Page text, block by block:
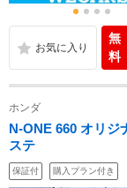
無
料
ホンダ
N-ONE 660 オリジ
ステ
保証付 購入プラン付き